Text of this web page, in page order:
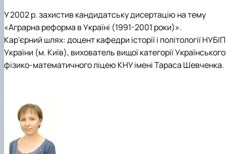
У 2002 р. захистив кандидатську дисертацію на тему
«Аграрна реформа в Україні (1991-2001 роки)».
Кар'єрний шлях: доцент кафедри історії і політології НУБІП
України (м. Київ), вихователь вищої категорії Українського
фізико-математичного ліцею КНУ імені Тараса Шевченка.